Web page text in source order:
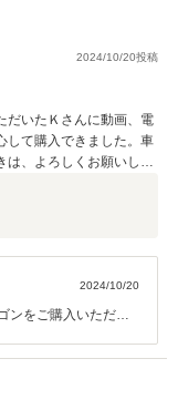
事が無いように気を
ちらで取らせていた
ると思います。 今後
ただく所存でござい
は貴重なご意見いた
2024/10/20投稿
だいたＫさんに動画、電
して購入できました。車
は、よろしくお願いしま
2024/10/20
ということでしたが
見た際にものすごく
富山の